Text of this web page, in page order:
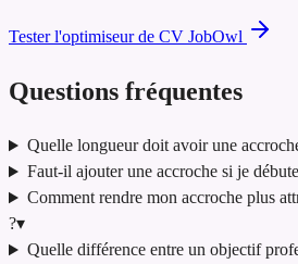
Tester l'optimiseur de CV JobOwl
Questions fréquentes
Quelle longueur doit avoir une
Faut-il ajouter une accroche si je
Comment rendre mon accroche plus
?▾
Quelle différence entre un objectif